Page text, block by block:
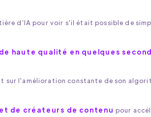
d'IA pour voir s'il était possible de
haute qualité en quelques
sur l'amélioration constante de son
de créateurs de contenu pour